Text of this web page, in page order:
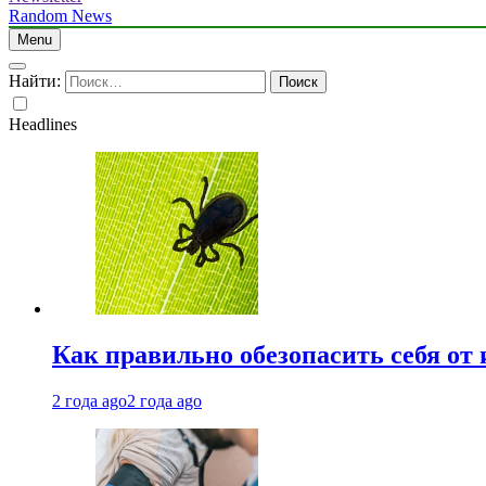
Random News
Menu
Найти:
Headlines
Как правильно обезопасить себя
2 года ago2 года ago